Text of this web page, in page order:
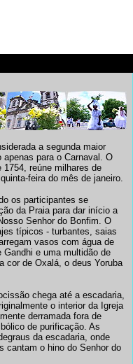
a segunda maior
para o Carnaval. O
reúne milhares de
feira do mês de janeiro.
os participantes se
da Praia para dar início a
Senhor do Bonfim. O
típicos - turbantes, saias
vasos com água de
e uma multidão de
cor de Oxalá, o deus Yoruba
chega até a escadaria,
o interior da Igreja
derramada fora de
de purificação. As
da escadaria, onde
cantam o hino do Senhor do